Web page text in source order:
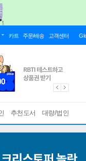
카트 주문/배송 고객센터
추천도서 대량/법인